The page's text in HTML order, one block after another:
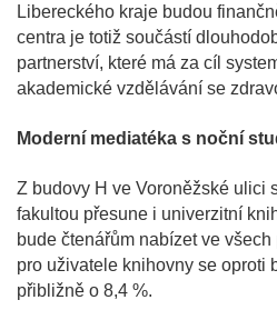
Libereckého kraje budou
centra je totiž součástí
partnerství, které má za cíl
akademické vzdělávání se
Moderní mediatéka s noční
Z budovy H ve Voroněžské ulici
fakultou přesune i univerzitní
bude čtenářům nabízet ve
pro uživatele knihovny se oproti
přibližně o 8,4 %.